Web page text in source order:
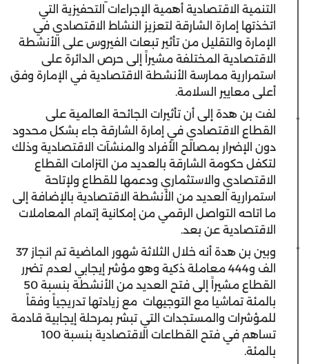
التنمية الاقتصادية أهمية الإجراءات التحفيزية التي
اتخذتها إمارة الشارقة لتعزيز النشاط الاقتصادي في
الإمارة والتقليل من تأثير تبعات الفيروس على الأنشطة
الاقتصادية المختلفة مشيراً إلى حرص الدائرة على
استمرارية ممارسة الأنشطة الاقتصادية في الإمارة وفق
أعلى معايير السلامة.
لفت بن هدة إلى أن تأثيرات الجائحة العالمية على
القطاع الاقتصادي في إمارة الشارقة جاء بشكل محدود
دون الإضرار بمصالح الأفراد والمنشآت الاقتصادية وذلك
لتكفل حكومة الشارقة بالعديد من التزامات القطاع
الاقتصادي والاستثماري ودعمها للقطاع ولإتاحة
استمرارية العديد من الأنشطة الاقتصادية بالإضافة إلى
ما اتاحه التواصل الرقمي من إمكانية إتمام المعاملات
الاقتصادية عن بعد.
وبين بن هدة أنه خلال الثلاثة شهور الماضية تم انجاز 37
الف و444 معاملة ذكية وهو مؤشر إيجابي لعدم تضرر
القطاع مشيراً إلى فتح العديد من الأنشطة بنسبة 50
بالمئة تماشيا مع التوجيهات مع زيادتها تدريجياً وفقاً
للمؤشرات والمستجدات التي تبشر بمرحلة إيجابية قادمة
تساهم في فتح القطاعات الاقتصادية بنسبة 100
بالمئة.